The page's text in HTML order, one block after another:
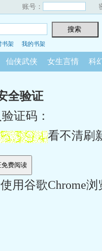
账号：
书架 我的书架
仙侠武侠 女生言情 科
全验证
证码：
看不清刷
用谷歌Chrome浏